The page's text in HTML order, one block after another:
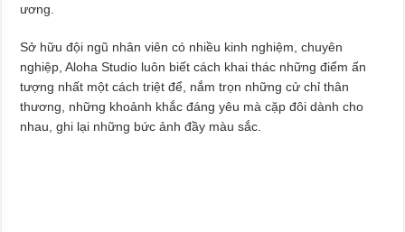
ương.
Sở hữu đội ngũ nhân viên có nhiều kinh nghiệm, chuyên
nghiệp, Aloha Studio luôn biết cách khai thác những điểm ấn
tượng nhất một cách triệt để, nắm trọn những cử chỉ thân
thương, những khoảnh khắc đáng yêu mà cặp đôi dành cho
nhau, ghi lại những bức ảnh đầy màu sắc.